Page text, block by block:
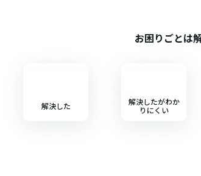
お困りごとは
解決した
解決したがわか
りにくい